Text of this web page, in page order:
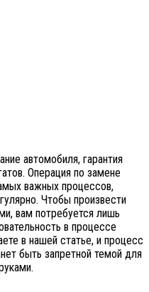
автомобиля, гарантия
Операция по замене
важных процессов,
Чтобы произвести
вам потребуется лишь
в процессе
в нашей статье, и процесс
быть запретной темой для